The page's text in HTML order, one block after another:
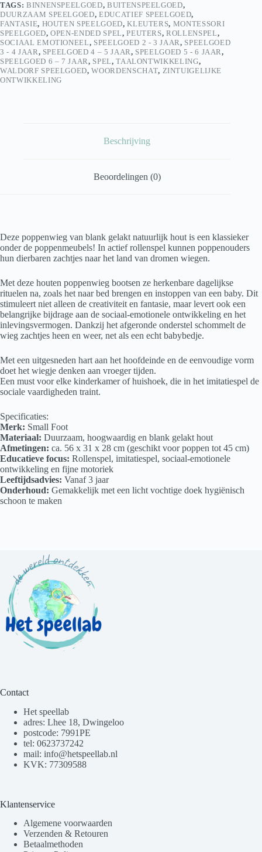
TAGS: BINNENSPEELGOED, BUITENSPEELGOED,
DUURZAAM SPEELGOED,EDUCATIEF SPEELGOED,
FANTASIE, HOUTEN SPEELGOED,KLEUTERS, MONTESSORI
SPEELGOED,OPEN-ENDED SPEL,PEUTERS,ROLLENSPEL,
SOCIAAL EMOTIONEEL, SPEELGOED 2 - 3 JAAR, SPEELGOED
3 - 4 JAAR, SPEELGOED 4 – 5 JAAR, SPEELGOED 5 - 6 JAAR,
SPEELGOED 6 – 7 JAAR, SPEL,TAALONTWIKKELING,
WALDORF SPEELGOED,WOORDENSCHAT, ZINTUIGELIJKE
ONTWIKKELING
Beschrijving
Beoordelingen (0)
Deze poppenwieg van blank gelakt natuurlijk hout is een klassieker
onder de poppenmeubels! In actief rollenspel kunnen poppenouders
hun dierbaren zachtjes naar het land van dromen wiegen.
Met deze houten poppenwieg bootsen ze herkenbare dagelijkse
rituelen na, zoals het naar bed brengen en instoppen van een baby. Dit
stimuleert niet alleen de creativiteit en fantasie, maar levert ook een
belangrijke bijdrage aan de sociaal-emotionele ontwikkeling en het
inlevingsvermogen. Dankzij het afgeronde onderstel schommelt de
wieg zachtjes heen en weer, net als een echt babybedje.
Met een uitgesneden hart aan het hoofdeinde en de eenvoudige vorm
doet het wiegje denken aan vroeger tijden.
Een must voor elke kinderkamer of huishoek, die in het imitatiespel de
sociale vaardigheden traint.
Specificaties:
Merk: Small Foot
Materiaal: Duurzaam, hoogwaardig en blank gelakt hout
Afmetingen: ca. 56 x 31 x 28 cm (geschikt voor poppen tot 45 cm)
Educatieve focus: Rollenspel, imitatiespel, sociaal-emotionele
ontwikkeling en fijne motoriek
Leeftijdsadvies: Vanaf 3 jaar
Onderhoud: Gemakkelijk met een licht vochtige doek hygiënisch
schoon te maken
Contact
Het speellab
adres: Lhee 18, Dwingeloo
postcode: 7991PE
tel: 0623737242
mail: info@hetspeellab.nl
KVK: 77309588
Klantenservice
Algemene voorwaarden
Verzenden & Retouren
Betaalmethoden